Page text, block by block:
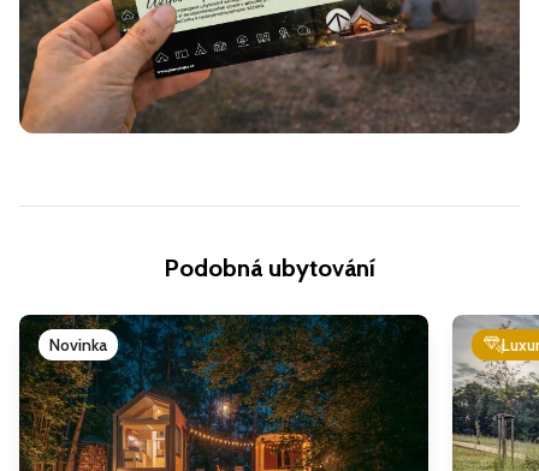
Podobná ubytování
Novinka